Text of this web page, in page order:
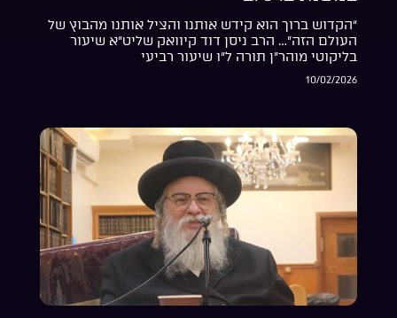
“הקדוש ברוך הוא קידש אותנו והציל אותנו מהבוץ של
העולם הזה”… הרב ניסן דוד קיוואק שליט”א שיעור
בליקוטי מוהר”ן תורה ל”ו שיעור רביעי
10/02/2026